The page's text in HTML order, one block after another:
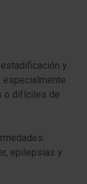
y
especialmente
o difíciles de
epilepsias y